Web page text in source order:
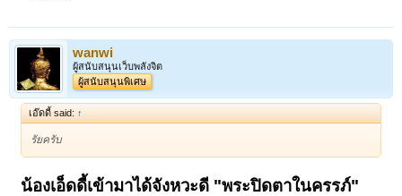
wanwi
ผู้สนับสนุนเว็บพลังจิต
ผู้สนับสนุนพิเศษ
เอ๊ดดี้ said: ↑
รัยครับ
น้องเอ็ดดี้เข้ามาได้จังหวะดี "พระปิดตาในครรภ์"